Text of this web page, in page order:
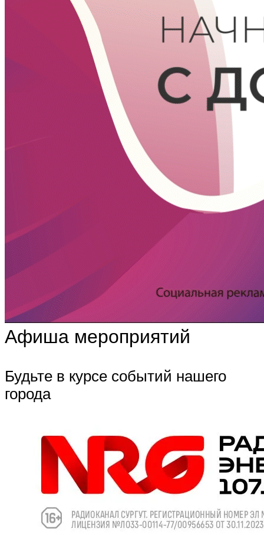
Афиша мероприятий
Будьте в курсе событий нашего
города